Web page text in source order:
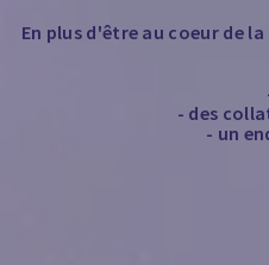
En plus d'être au coeur de
- des
- un